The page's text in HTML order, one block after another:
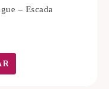
– Escada